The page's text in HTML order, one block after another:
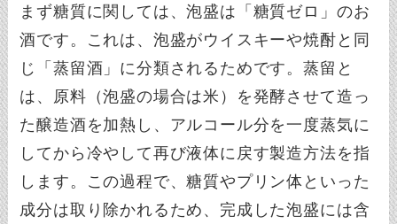
まず糖質に関しては、泡盛は「糖質ゼロ」のお
酒です。これは、泡盛がウイスキーや焼酎と同
じ「蒸留酒」に分類されるためです。蒸留と
は、原料（泡盛の場合は米）を発酵させて造っ
た醸造酒を加熱し、アルコール分を一度蒸気に
してから冷やして再び液体に戻す製造方法を指
します。この過程で、糖質やプリン体といった
成分は取り除かれるため、完成した泡盛には含